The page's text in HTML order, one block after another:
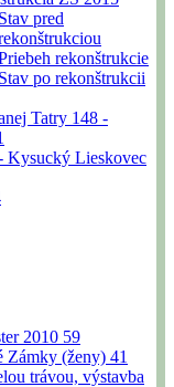
Stav pred
rekonštrukcie
Stav po rekonštrukcii
Tatry 148 -
Kysucký Lieskovec
2010 59
Zámky (ženy) 41
trávou, výstavba